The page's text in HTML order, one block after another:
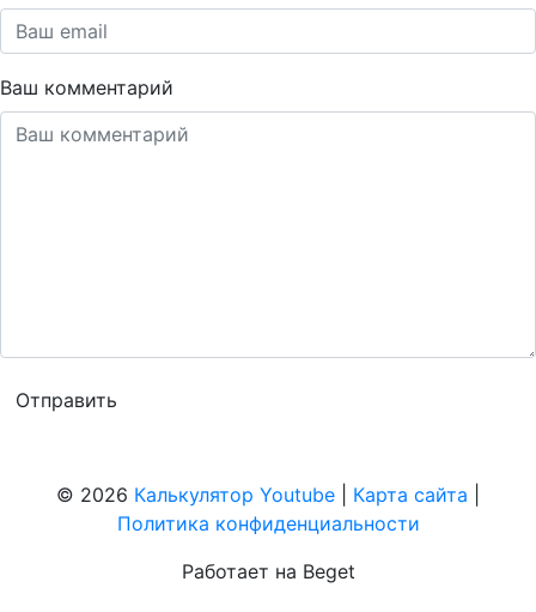
Ваш комментарий
© 2026 Калькулятор Youtube Карта сайта
Политика конфиденциальности
Работает на Beget